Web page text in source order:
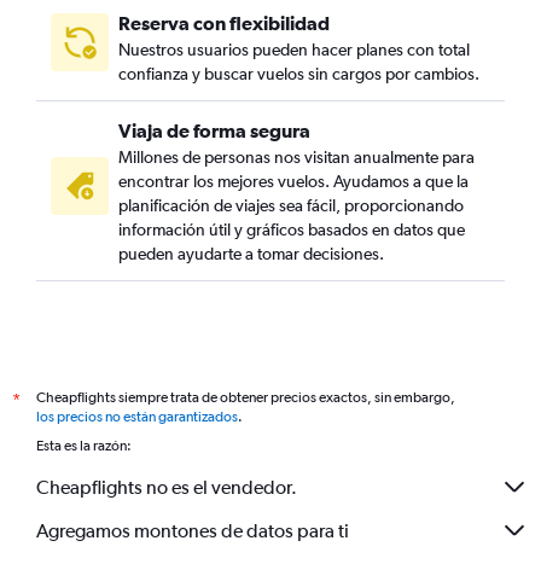
Reserva con flexibilidad
Nuestros usuarios pueden hacer planes con total
confianza y buscar vuelos sin cargos por cambios.
Viaja de forma segura
Millones de personas nos visitan anualmente para
encontrar los mejores vuelos. Ayudamos a que la
planificación de viajes sea fácil, proporcionando
información útil y gráficos basados en datos que
pueden ayudarte a tomar decisiones.
*
Cheapflights siempre trata de obtener precios exactos, sin embargo,
los precios no están garantizados.
Esta es la razón:
Cheapflights no es el vendedor.
Agregamos montones de datos para ti